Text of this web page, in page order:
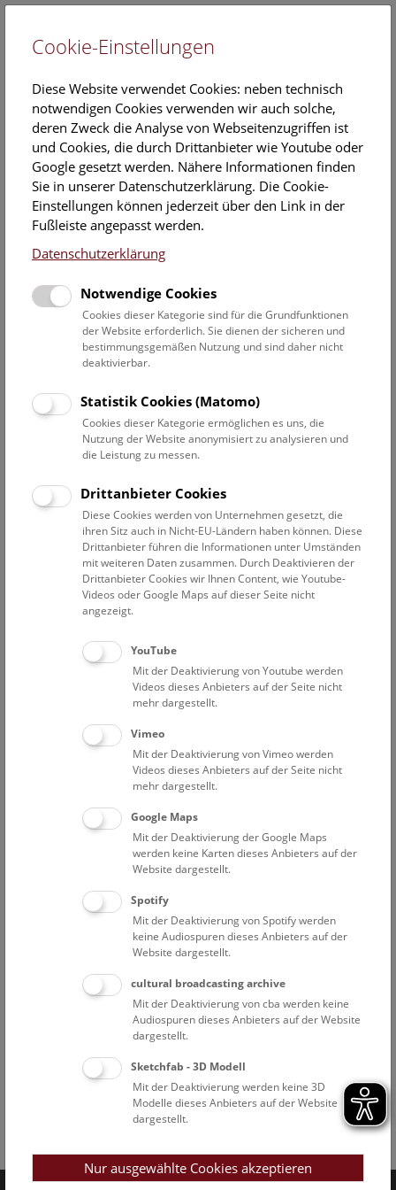
EN
Veranstaltungskalender
Informationen zu Gruppen,- Kindergarten- und
Schulprogrammen finden Siehier
Datumsfilter
17.4.2024
Datum auswählen
Erweiterte Suche
Filter zurücksetzen
17. April 2024
Bisher keine Ergebnisse. Dienstags ist das NHM Wien
in der Regel geschlossen. Ausnahmen finden sie
Eine Nacht im Museum
Cookie-Einstellungen
Diese Website verwendet Cookies: neben technisch
notwendigen Cookies verwenden wir auch solche,
deren Zweck die Analyse von Webseitenzugriffen ist
und Cookies, die durch Drittanbieter wie Youtube oder
Google gesetzt werden. Nähere Informationen finden
Sie in unserer Datenschutzerklärung. Die Cookie-
Einstellungen können jederzeit über den Link in der
Fußleiste angepasst werden.
Datenschutzerklärung
Notwendige Cookies
Cookies dieser Kategorie sind für die Grundfunktionen
der Website erforderlich. Sie dienen der sicheren und
bestimmungsgemäßen Nutzung und sind daher nicht
deaktivierbar.
Statistik Cookies (Matomo)
Cookies dieser Kategorie ermöglichen es uns, die
Nutzung der Website anonymisiert zu analysieren und
die Leistung zu messen.
Drittanbieter Cookies
Diese Cookies werden von Unternehmen gesetzt, die
ihren Sitz auch in Nicht-EU-Ländern haben können. Diese
Drittanbieter führen die Informationen unter Umständen
mit weiteren Daten zusammen. Durch Deaktivieren der
Drittanbieter Cookies wir Ihnen Content, wie Youtube-
Videos oder Google Maps auf dieser Seite nicht
angezeigt.
YouTube
Mit der Deaktivierung von Youtube werden
Videos dieses Anbieters auf der Seite nicht
mehr dargestellt.
Vimeo
Mit der Deaktivierung von Vimeo werden
Videos dieses Anbieters auf der Seite nicht
mehr dargestellt.
Google Maps
Mit der Deaktivierung der Google Maps
werden keine Karten dieses Anbieters auf der
Website dargestellt.
Spotify
Mit der Deaktivierung von Spotify werden
keine Audiospuren dieses Anbieters auf der
Website dargestellt.
cultural broadcasting archive
Mit der Deaktivierung von cba werden keine
Audiospuren dieses Anbieters auf der Website
dargestellt.
Sketchfab - 3D Modell
Mit der Deaktivierung werden keine 3D
Modelle dieses Anbieters auf der Website
dargestellt.
Nur ausgewählte Cookies akzeptieren